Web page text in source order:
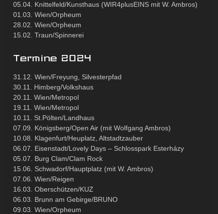
05.04. Knittelfeld/Kunsthaus (WIR4plusEINS mit W. Ambros)
01.03. Wien/Orpheum
28.02. Wien/Orpheum
15.02. Traun/Spinnerei
Termine 2024
31.12. Wien/Freyung, Silvesterpfad
30.11. Himberg/Volkshaus
20.11. Wien/Metropol
19.11. Wien/Metropol
10.11. St.Pölten/Landhaus
07.09. Königsberg/Open Air (mit Wolfgang Ambros)
10.08. Klagenfurt/Heuplatz, Altstadtzauber
06.07. Eisenstadt/Lovely Days – Schlosspark Esterházy
05.07. Burg Clam/Clam Rock
15.06. Schwadorf/Hauptplatz (mit W. Ambros)
07.06. Wien/Reigen
16.03. Oberschützen/KUZ
06.03. Brunn am Gebirge/BRUNO
09.03. Wien/Orpheum